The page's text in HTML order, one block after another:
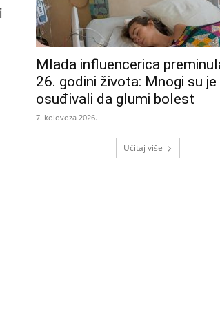
Mlada influencerica
26. godini života: Mnogi su je
osuđivali da glumi bolest
7. kolovoza 2026.
Učitaj više